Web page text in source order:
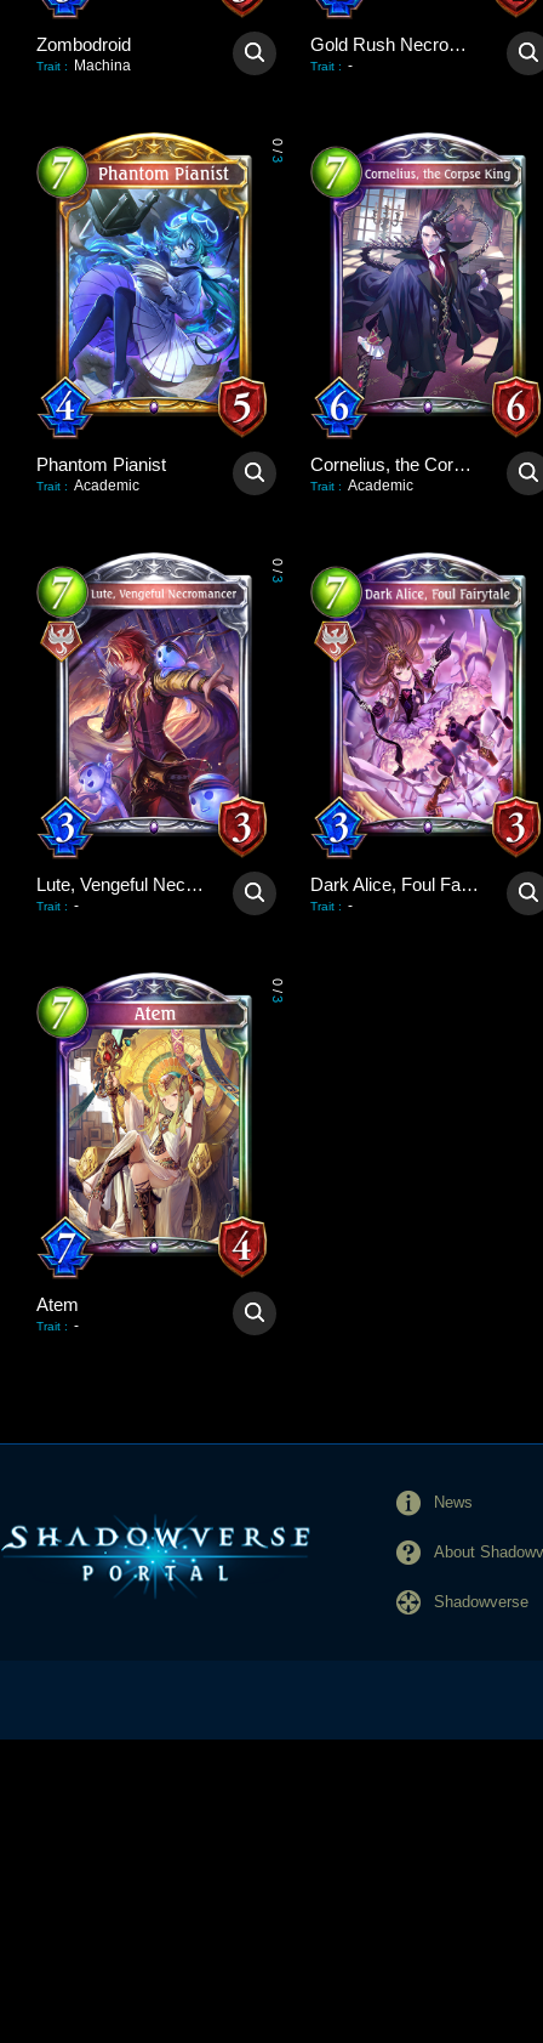
Zombodroid
Trait : Machina
Gold Rush Necromancer
Trait : -
0
/
3
Phantom Pianist
Trait : Academic
Cornelius, the Corpse King
Trait : Academic
0
/
3
Lute, Vengeful Necromancer
Trait : -
Dark Alice, Foul Fairytale
Trait : -
0
/
3
Atem
Trait : -
News
About
Shadowverse